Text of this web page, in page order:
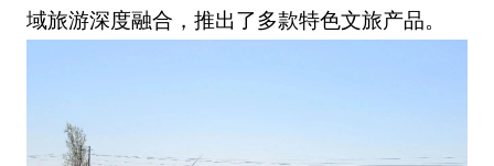
域旅游深度融合，推出了多款特色文旅产品。